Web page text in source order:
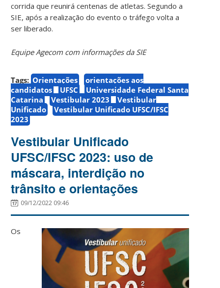
corrida que reunirá centenas de atletas. Segundo a
SIE, após a realização do evento o tráfego volta a
ser liberado.
Equipe Agecom com informações da SIE
Tags: Orientações
orientações aos
candidatos
UFSC
Universidade Federal Santa
Catarina
Vestibular 2023
Vestibular
Unificado
Vestibular Unificado UFSC/IFSC
2023
Vestibular Unificado
UFSC/IFSC 2023: uso de
máscara, interdição no
trânsito e orientações
09/12/2022 09:46
Os